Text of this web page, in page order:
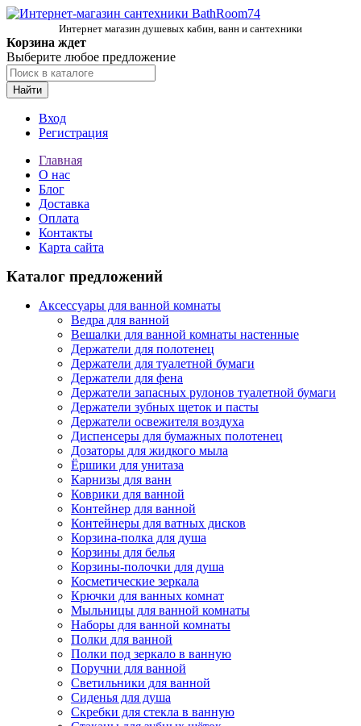
Интернет магазин душевых кабин, ванн и сантехники
Корзина ждет
Выберите любое предложение
Найти
Вход
Регистрация
Главная
О нас
Блог
Доставка
Оплата
Контакты
Карта сайта
Каталог предложений
Аксессуары для ванной комнаты
Ведра для ванной
Вешалки для ванной комнаты настенные
Держатели для полотенец
Держатели для туалетной бумаги
Держатели для фена
Держатели запасных рулонов туалетной бумаги
Держатели зубных щеток и пасты
Держатели освежителя воздуха
Диспенсеры для бумажных полотенец
Дозаторы для жидкого мыла
Ёршики для унитаза
Карнизы для ванн
Коврики для ванной
Контейнер для ванной
Контейнеры для ватных дисков
Корзина-полка для душа
Корзины для белья
Корзины-полочки для душа
Косметические зеркала
Крючки для ванных комнат
Мыльницы для ванной комнаты
Наборы для ванной комнаты
Полки для ванной
Полки под зеркало в ванную
Поручни для ванной
Светильники для ванной
Сиденья для душа
Скребки для стекла в ванную